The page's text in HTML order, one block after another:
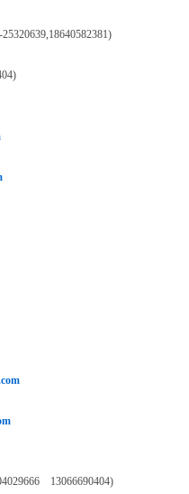
13066690404)